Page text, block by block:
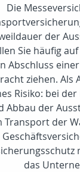
Die
der
Sie häufig
Abschluss
ziehen. Als
Risiko: bei
Abbau der
Transport der
das